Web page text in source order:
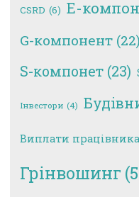
CSRD (6) E-
G-компонент (22)
S-компонет (23)
Інвестори (4)
Виплати
Грінвошинг